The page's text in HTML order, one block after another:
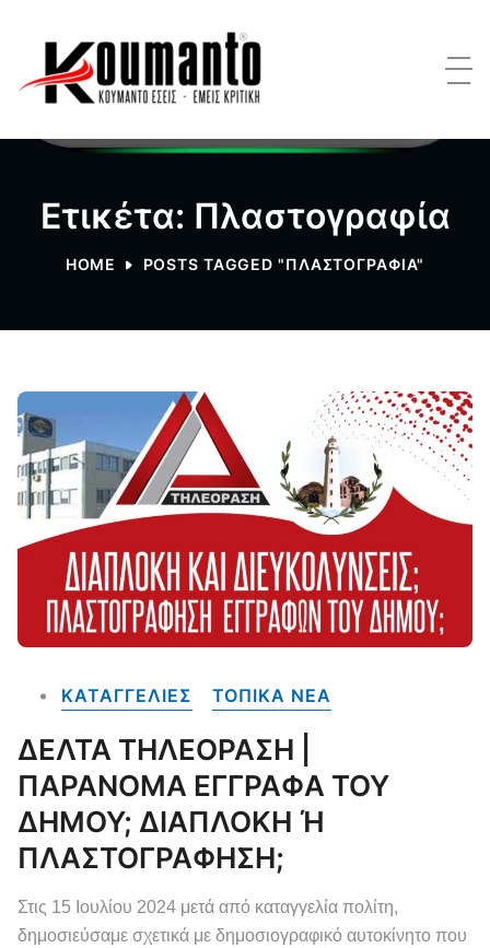
Ετικέτα: Πλαστογραφία
HOME POSTS TAGGED "ΠΛΑΣΤΟΓΡΑΦΊΑ"
ΚΑΤΑΓΓΕΛΙΕΣ ΤΟΠΙΚΑ NEA
ΔΕΛΤΑ ΤΗΛΕΟΡΑΣΗ |
ΠΑΡΑΝΟΜΑ ΕΓΓΡΑΦΑ ΤΟΥ
ΔΗΜΟΥ; ΔΙΑΠΛΟΚΗ Ή
ΠΛΑΣΤΟΓΡΑΦΗΣΗ;
Στις 15 Ιουλίου 2024 μετά από καταγγελία πολίτη,
δημοσιεύσαμε σχετικά με δημοσιογραφικό αυτοκίνητο που